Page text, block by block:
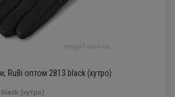
RuBi оптом 2813 black (хутро)
(хутро)